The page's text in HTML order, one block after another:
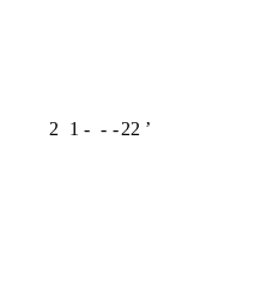
2 1 - - -22 ʼ